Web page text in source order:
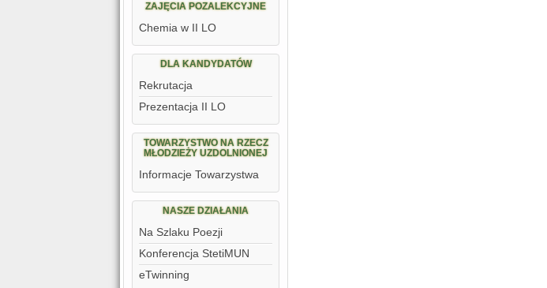
ZAJĘCIA POZALEKCYJNE
Chemia w II LO
DLA KANDYDATÓW
Rekrutacja
Prezentacja II LO
TOWARZYSTWO NA RZECZ
MŁODZIEŻY UZDOLNIONEJ
Informacje Towarzystwa
NASZE DZIAŁANIA
Na Szlaku Poezji
Konferencja StetiMUN
eTwinning